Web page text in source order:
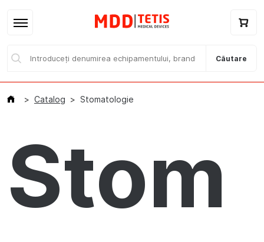
Acasă
Catalog / E-magazin
Căutare
Catalog Stomatologie
Stom